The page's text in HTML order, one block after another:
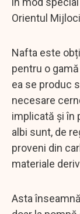
Orientul
Nafta este
pentru o
ea se produc
necesare
implicată și în
albi sunt, de
proveni din
materiale
Asta